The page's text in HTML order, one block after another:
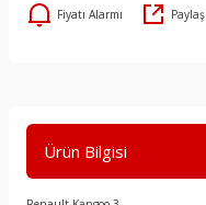
Fiyatı Alarmı Paylaş
Ürün Bilgisi